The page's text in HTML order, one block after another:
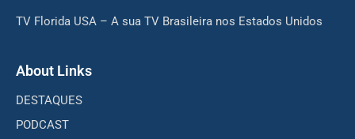
TV Florida USA – A sua TV Brasileira nos Estados Unidos
About Links
DESTAQUES
PODCAST